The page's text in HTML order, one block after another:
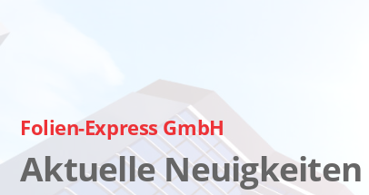
Folien-Express GmbH
Aktuelle Neuigkeiten